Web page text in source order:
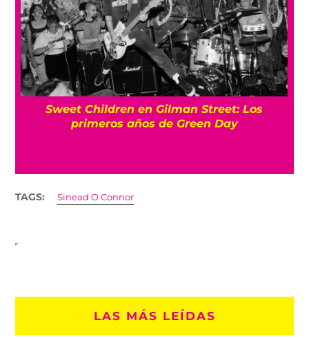
Sweet Children en Gilman Street: Los
primeros años de Green Day
TAGS: Sinead O Connor
LAS MÁS LEÍDAS